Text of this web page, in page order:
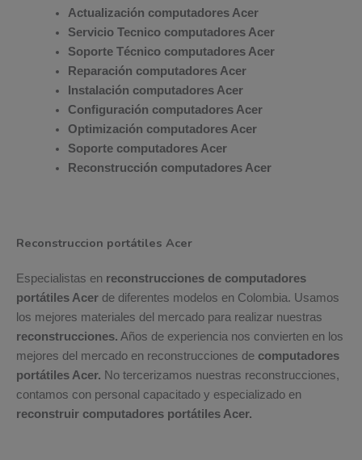
Actualización computadores Acer
Servicio Tecnico computadores Acer
Soporte Técnico computadores Acer
Reparación computadores Acer
Instalación computadores Acer
Configuración computadores Acer
Optimización computadores Acer
Soporte computadores Acer
Reconstrucción computadores Acer
Reconstruccion portátiles Acer
Especialistas en reconstrucciones de computadores
portátiles Acer de diferentes modelos en Colombia. Usamos
los mejores materiales del mercado para realizar nuestras
reconstrucciones. Años de experiencia nos convierten en los
mejores del mercado en reconstrucciones de computadores
portátiles Acer. No tercerizamos nuestras reconstrucciones,
contamos con personal capacitado y especializado en
reconstruir computadores portátiles Acer.